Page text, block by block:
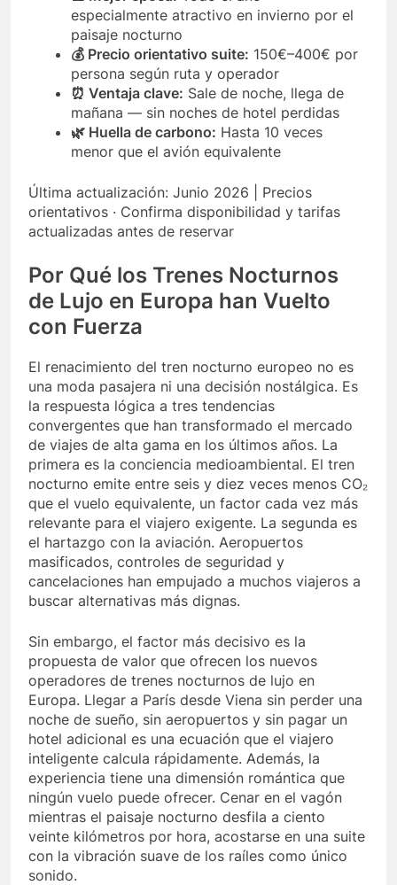
especialmente atractivo en invierno por el
paisaje nocturno
💰 Precio orientativo suite: 150€–400€ por
persona según ruta y operador
⏰ Ventaja clave: Sale de noche, llega de
mañana — sin noches de hotel perdidas
🌿 Huella de carbono: Hasta 10 veces
menor que el avión equivalente
Última actualización: Junio 2026 | Precios
orientativos · Confirma disponibilidad y tarifas
actualizadas antes de reservar
Por Qué los Trenes Nocturnos
de Lujo en Europa han Vuelto
con Fuerza
El renacimiento del tren nocturno europeo no es
una moda pasajera ni una decisión nostálgica. Es
la respuesta lógica a tres tendencias
convergentes que han transformado el mercado
de viajes de alta gama en los últimos años. La
primera es la conciencia medioambiental. El tren
nocturno emite entre seis y diez veces menos CO₂
que el vuelo equivalente, un factor cada vez más
relevante para el viajero exigente. La segunda es
el hartazgo con la aviación. Aeropuertos
masificados, controles de seguridad y
cancelaciones han empujado a muchos viajeros a
buscar alternativas más dignas.
Sin embargo, el factor más decisivo es la
propuesta de valor que ofrecen los nuevos
operadores de trenes nocturnos de lujo en
Europa. Llegar a París desde Viena sin perder una
noche de sueño, sin aeropuertos y sin pagar un
hotel adicional es una ecuación que el viajero
inteligente calcula rápidamente. Además, la
experiencia tiene una dimensión romántica que
ningún vuelo puede ofrecer. Cenar en el vagón
mientras el paisaje nocturno desfila a ciento
veinte kilómetros por hora, acostarse en una suite
con la vibración suave de los raíles como único
sonido.